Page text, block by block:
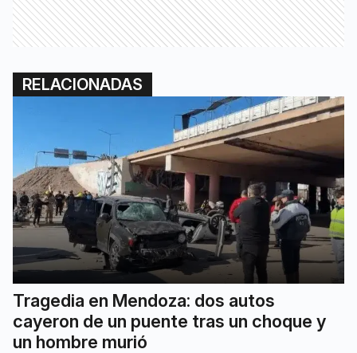
RELACIONADAS
Tragedia en Mendoza: dos autos
cayeron de un puente tras un choque y
un hombre murió